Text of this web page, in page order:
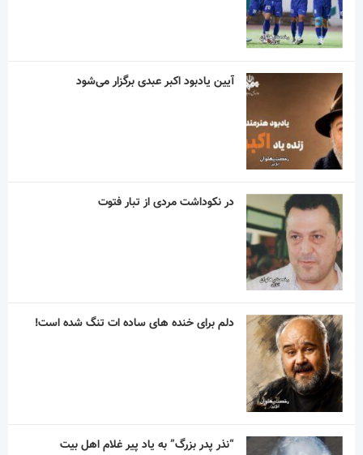
آیین یادبود اکبر عبدی برگزار می‌شود
در نکوداشت مردی از تبار فتوت
دلم برای خنده های ساده ات تنگ شده است!
“نذر پدر بزرگ” به یاد پیر غلام اهل بیت